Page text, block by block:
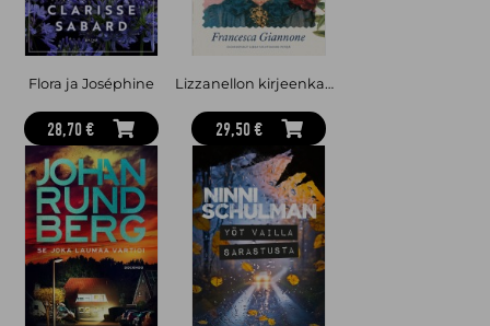
Flora ja Joséphine
28,70 €
Lizzanellon kirjeenkantaja
29,50 €